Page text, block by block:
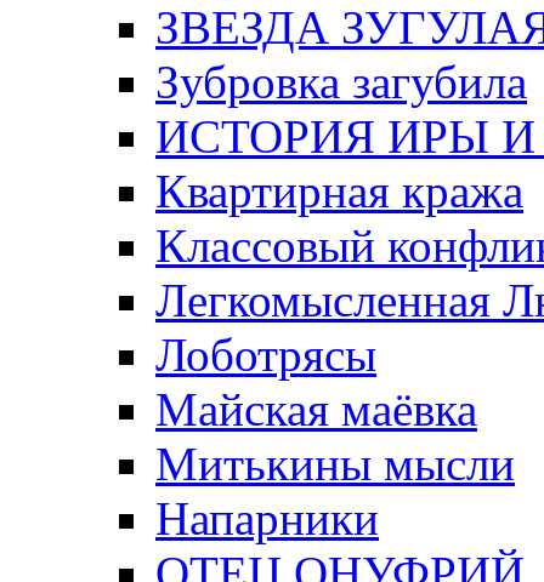
ЗВЕЗДА
Зубровка загубила
ИСТОРИЯ ИРЫ
Квартирная кража
Классовый
Легкомысленная
Лоботрясы
Майская маёвка
Митькины мысли
Напарники